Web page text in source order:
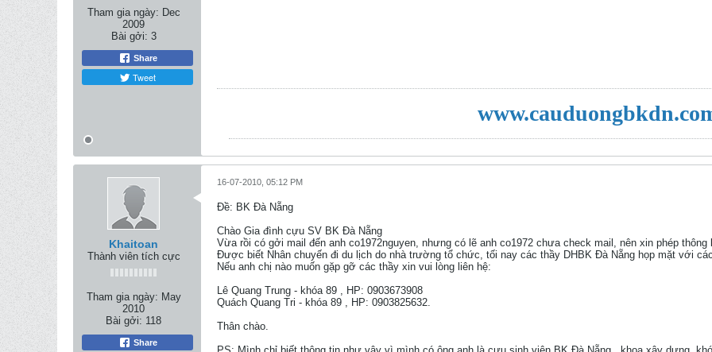
Tham gia ngày: Dec
2009
Bài gởi: 3
Share
Tweet
Khaitoan
Thành viên tích cực
Tham gia ngày: May
2010
Bài gởi: 118
Share
16-07-2010, 05:12 PM
Ðề: BK Đà Nẵng
Chào Gia đình cựu SV BK Đà Nẵng
Vừa rồi có gởi mail đến anh co1972nguyen, nhưng có lẽ anh co1972 chưa check mail, nên xin phép thông
Được biết Nhân chuyến đi du lịch do nhà trường tổ chức, tối nay các thầy DHBK Đà Nẵng họp mặt với
Nếu anh chị nào muốn gặp gỡ các thầy xin vui lòng liên hệ:
Lê Quang Trung - khóa 89 , HP: 0903673908
Quách Quang Tri - khóa 89 , HP: 0903825632.
Thân chào.